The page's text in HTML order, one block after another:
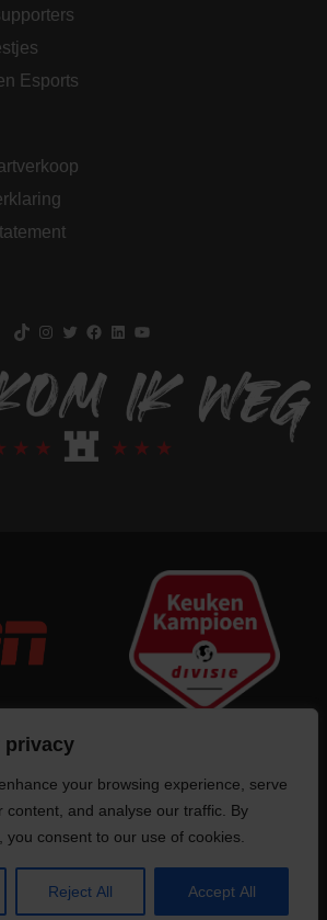
privacy
your browsing experience, serve
content, and analyse our traffic. By
you consent to our use of cookies.
Reject All Accept All
Esports
van deze website